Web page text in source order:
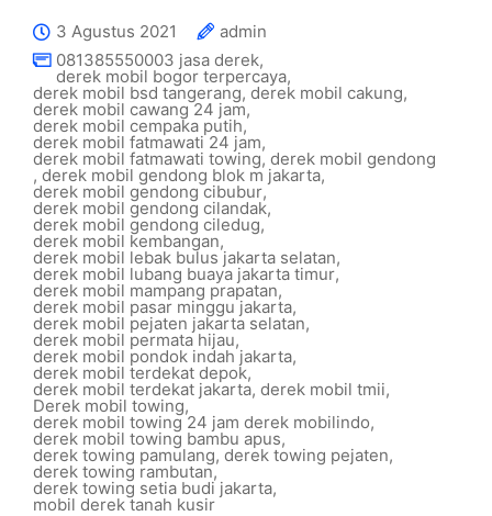
3 Agustus 2021
admin
081385550003 jasa derek,
derek mobil bogor terpercaya,
derek mobil bsd tangerang, derek mobil cakung,
derek mobil cawang 24 jam,
derek mobil cempaka putih,
derek mobil fatmawati 24 jam,
derek mobil fatmawati towing, derek mobil gendong
, derek mobil gendong blok m jakarta,
derek mobil gendong cibubur,
derek mobil gendong cilandak,
derek mobil gendong ciledug,
derek mobil kembangan,
derek mobil lebak bulus jakarta selatan,
derek mobil lubang buaya jakarta timur,
derek mobil mampang prapatan,
derek mobil pasar minggu jakarta,
derek mobil pejaten jakarta selatan,
derek mobil permata hijau,
derek mobil pondok indah jakarta,
derek mobil terdekat depok,
derek mobil terdekat jakarta, derek mobil tmii,
Derek mobil towing,
derek mobil towing 24 jam derek mobilindo,
derek mobil towing bambu apus,
derek towing pamulang, derek towing pejaten,
derek towing rambutan,
derek towing setia budi jakarta,
mobil derek tanah kusir